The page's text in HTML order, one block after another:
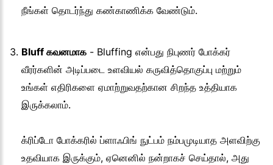
நீங்கள் தொடர்ந்து கண்காணிக்க வேண்டும்.
Bluff கவனமாக - Bluffing என்பது நிபுணர் போக்கர்
வீரர்களின் அடிப்படை உளவியல் கருவித்தொகுப்பு மற்றும்
உங்கள் எதிரிகளை ஏமாற்றுவதற்கான சிறந்த உத்தியாக
இருக்கலாம்.
க்ரிப்டோ போக்கரில் ப்ளாஃபிங் நுட்பம் நம்பமுடியாத அளவிற்கு
உதவியாக இருக்கும், ஏனெனில் நன்றாகச் செய்தால், அது